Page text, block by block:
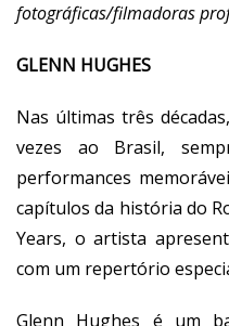
fotográficas/filmadoras
GLENN HUGHES
Nas últimas três
vezes ao Brasil,
performances
capítulos da história do
Years, o artista
com um repertório
Glenn Hughes é um